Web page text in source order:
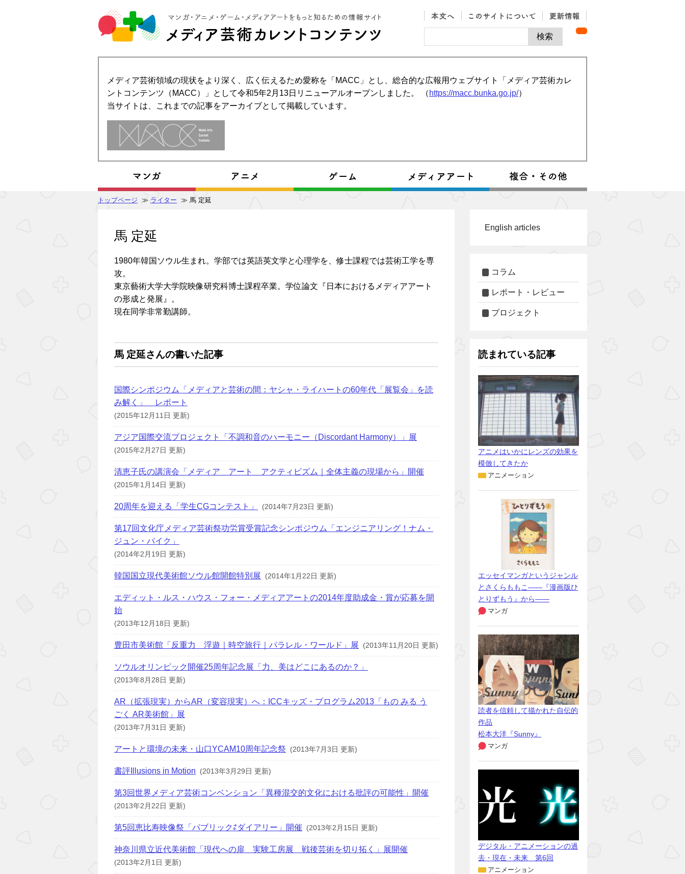
メディア芸術領域の現状をより深く、広く伝えるため愛称を「MACC」とし、総合的な広報用ウェブサイト「メディア芸術カレ
ントコンテンツ（MACC）」として令和5年2月13日リニューアルオープンしました。 （ https://macc.bunka.go.jp/）
当サイトは、これまでの記事をアーカイブとして掲載しています。
トップページ ≫ ライター ≫ 馬 定延
馬 定延
1980年韓国ソウル生まれ。学部では英語英文学と心理学を、修士課程では芸術工学を専
攻。
東京藝術大学大学院映像研究科博士課程卒業。学位論文『日本におけるメディアアート
の形成と発展』。
現在同学非常勤講師。
馬 定延さんの書いた記事
国際シンポジウム「メディアと芸術の間：ヤシャ・ライハートの60年代「展覧会」を読
み解く」 レポート
(2015年12月11日 更新)
アジア国際交流プロジェクト「不調和音のハーモニー（Discordant Harmony）」展
(2015年2月27日 更新)
清恵子氏の講演会「メディア＿アート＿アクティビズム｜全体主義の現場から」開催
(2015年1月14日 更新)
20周年を迎える「学生CGコンテスト」 (2014年7月23日 更新)
第17回文化庁メディア芸術祭功労賞受賞記念シンポジウム「エンジニアリング！ナム・
ジュン・パイク」
(2014年2月19日 更新)
韓国国立現代美術館ソウル館開館特別展 (2014年1月22日 更新)
エディット・ルス・ハウス・フォー・メディアアートの2014年度助成金・賞が応募を開
始
(2013年12月18日 更新)
豊田市美術館「反重力 浮遊｜時空旅行｜パラレル・ワールド」展 (2013年11月20日 更新)
ソウルオリンピック開催25周年記念展「力、美はどこにあるのか？」
(2013年8月28日 更新)
AR（拡張現実）からAR（変容現実）へ：ICCキッズ・プログラム2013「もの みる う
ごく AR美術館」展
(2013年7月31日 更新)
アートと環境の未来・山口YCAM10周年記念祭 (2013年7月3日 更新)
書評Illusions in Motion (2013年3月29日 更新)
第3回世界メディア芸術コンベンション「異種混交的文化における批評の可能性」開催
(2013年2月22日 更新)
第5回恵比寿映像祭「パブリック⇄ダイアリー」開催 (2013年2月15日 更新)
神奈川県立近代美術館「現代への扉 実験工房展 戦後芸術を切り拓く」展開催
(2013年2月1日 更新)
English articles
コラム
レポート・レビュー
プロジェクト
読まれている記事
アニメはいかにレンズの効果を
模倣してきたか
アニメーション
エッセイマンガというジャンル
とさくらももこ――『漫画版ひ
とりずもう』から――
マンガ
読者を信頼して描かれた自伝的
作品
松本大洋『Sunny』
マンガ
デジタル・アニメーションの過
去・現在・未来 第6回
アニメーション